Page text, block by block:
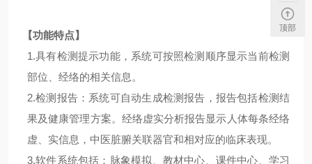
【功能特点】
1.具有检测提示功能，系统可按照检测顺序显示当前检测
部位、经络的相关信息。
2.检测报告：系统可自动生成检测报告，报告包括检测结
果及健康管理方案。经络虚实分析报告显示人体每条经络
虚、实信息，中医脏腑关联器官和相对应的临床表现。
3.软件系统包括：脉象模拟、教材中心、课件中心、学习
顶部